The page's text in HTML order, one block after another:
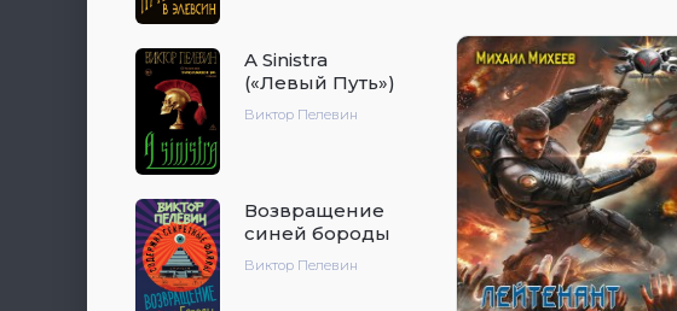
A Sinistra
(«Левый Путь»)
Виктор Пелевин
Возвращение
синей бороды
Виктор Пелевин